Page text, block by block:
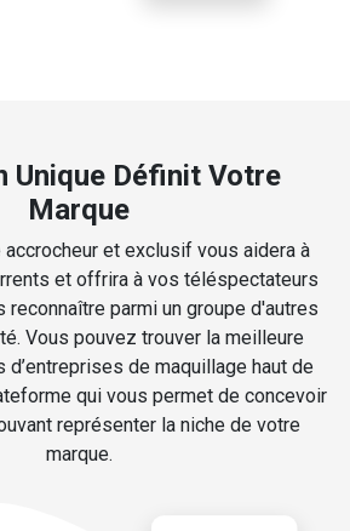
Unique Définit Votre
Marque
accrocheur et exclusif vous aidera à
et offrira à vos téléspectateurs
reconnaître parmi un groupe d'autres
Vous pouvez trouver la meilleure
de maquillage haut de
qui vous permet de concevoir
représenter la niche de votre
marque.